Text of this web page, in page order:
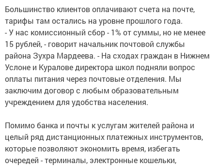
Большинство клиентов оплачивают счета на почте,
тарифы там остались на уровне прошлого года.
- У нас комиссионный сбор - 1% от суммы, но не менее
15 рублей, - говорит начальник почтовой службы
района Зухра Мардеева. - На сходах граждан в Нижнем
Услоне и Куралове директора школ подняли вопрос
оплаты питания через почтовые отделения. Мы
заключим договор с любым образовательным
учреждением для удобства населения.
Помимо банка и почты к услугам жителей района и
целый ряд дистанционных платежных инструментов,
которые позволяют экономить время, избегать
очередей - терминалы, электронные кошельки,